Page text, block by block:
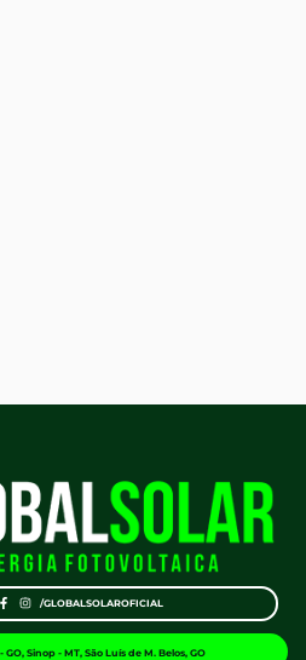
/GLOBALSOLAROFICIAL
GO, Sinop - MT, São Luís de M. Belos, GO